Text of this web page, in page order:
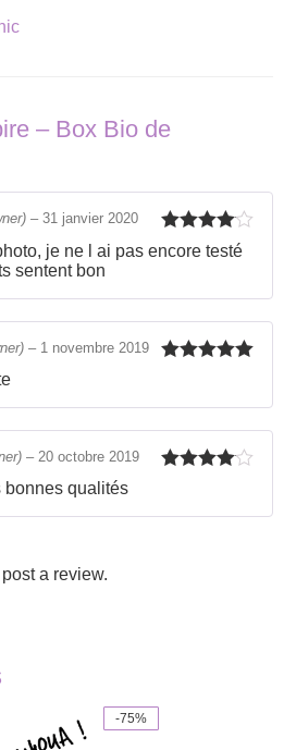
– Box Bio de
Rated4
out of 5
– 31 janvier 2020
je ne l ai pas encore testé
sentent bon
– 1 novembre 2019
– 20 octobre 2019
bonnes qualités
a review.
-75%